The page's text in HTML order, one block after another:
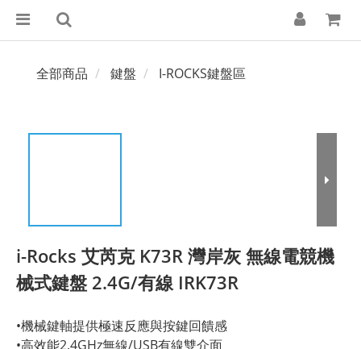
全部商品 鍵盤 I-ROCKS鍵盤區
i-Rocks 艾芮克 K73R 灣岸灰 無線電競機
械式鍵盤 2.4G/有線 IRK73R
•機械鍵軸提供極速反應與按鍵回饋感
•高效能2.4GHz無線/USB有線雙介面